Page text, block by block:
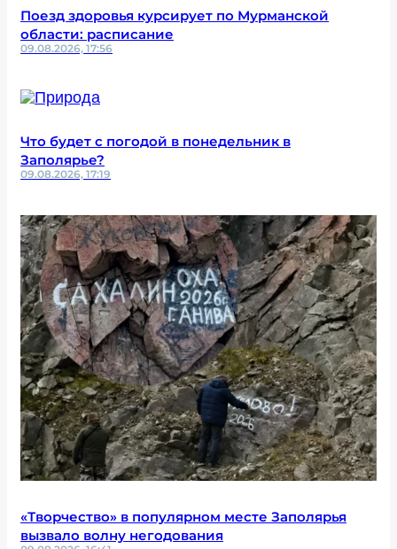
Поезд здоровья курсирует по Мурманской
области: расписание
09.08.2026, 17:56
Что будет с погодой в понедельник в
Заполярье?
09.08.2026, 17:19
«Творчество» в популярном месте Заполярья
вызвало волну негодования